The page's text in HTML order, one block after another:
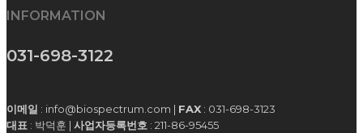
INFORMATION
031-698-3122
이메일 : info@biospectrum.com | FAX : 031-698-3123
대표 : 박덕훈 | 사업자등록번호 : 211-86-95455